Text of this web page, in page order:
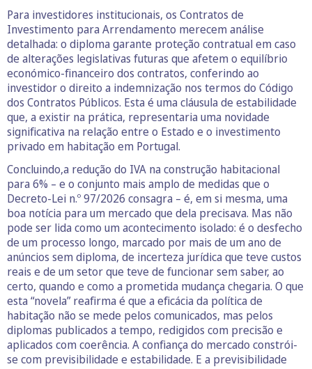
Para investidores institucionais, os Contratos de
Investimento para Arrendamento merecem análise
detalhada: o diploma garante proteção contratual em caso
de alterações legislativas futuras que afetem o equilíbrio
económico-financeiro dos contratos, conferindo ao
investidor o direito a indemnização nos termos do Código
dos Contratos Públicos. Esta é uma cláusula de estabilidade
que, a existir na prática, representaria uma novidade
significativa na relação entre o Estado e o investimento
privado em habitação em Portugal.
Concluindo,a redução do IVA na construção habitacional
para 6% – e o conjunto mais amplo de medidas que o
Decreto-Lei n.º 97/2026 consagra – é, em si mesma, uma
boa notícia para um mercado que dela precisava. Mas não
pode ser lida como um acontecimento isolado: é o desfecho
de um processo longo, marcado por mais de um ano de
anúncios sem diploma, de incerteza jurídica que teve custos
reais e de um setor que teve de funcionar sem saber, ao
certo, quando e como a prometida mudança chegaria. O que
esta “novela” reafirma é que a eficácia da política de
habitação não se mede pelos comunicados, mas pelos
diplomas publicados a tempo, redigidos com precisão e
aplicados com coerência. A confiança do mercado constrói-
se com previsibilidade e estabilidade. E a previsibilidade